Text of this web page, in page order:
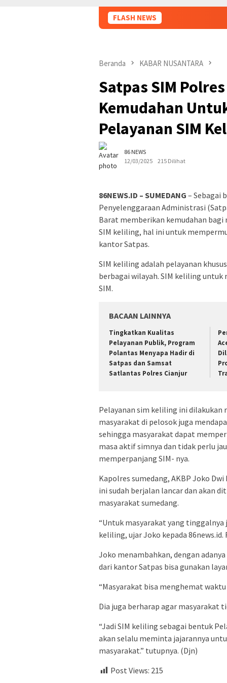
FLASH NEWS
Beranda KABAR NUSANTARA
Satpas SIM
Kemudahan
Pelayanan SIM
86 NEWS
12/03/2025
215 Dilihat
86NEWS.ID – SUMEDANG – Sebagai
Penyelenggaraan Administrasi
Barat memberikan kemudahan bagi
SIM keliling, hal ini untuk
kantor Satpas.
SIM keliling adalah pelayanan
berbagai wilayah. SIM keliling
SIM.
BACAAN LAINNYA
Tingkatkan Kualitas
Pelayanan Publik, Program
Polantas Menyapa Hadir di
Satpas dan Samsat
Satlantas Polres Cianjur
Pelayanan sim keliling ini
masyarakat di pelosok juga
sehingga masyarakat dapat
masa aktif simnya dan tidak perlu
memperpanjang SIM- nya.
Kapolres sumedang, AKBP Joko
ini sudah berjalan lancar dan akan
masyarakat sumedang.
“Untuk masyarakat yang tinggalnya
keliling, ujar Joko kepada 86news.id.
Joko menambahkan, dengan
dari kantor Satpas bisa gunakan
“Masyarakat bisa menghemat
Dia juga berharap agar masyarakat
“Jadi SIM keliling sebagai bentuk
akan selalu meminta jajarannya
masyarakat.” tutupnya. (Djn)
Post Views: 215